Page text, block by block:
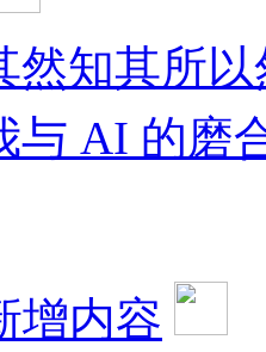
然知其所以
与 AI 的磨
增内容